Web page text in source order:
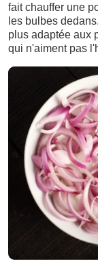
fait chauffer une
les bulbes
plus adaptée aux
qui n'aiment pas